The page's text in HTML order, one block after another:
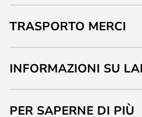
TRASPORTO MERCI
INFORMAZIONI SU
PER SAPERNE DI PIÙ